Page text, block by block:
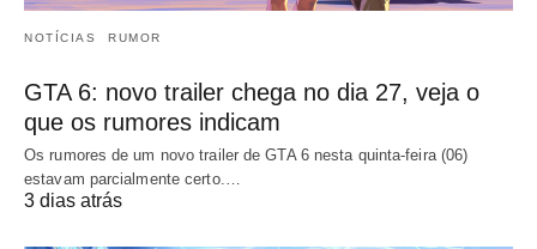
NOTÍCIAS RUMOR
GTA 6: novo trailer chega no dia 27, veja o
que os rumores indicam
Os rumores de um novo trailer de GTA 6 nesta quinta-feira (06)
estavam parcialmente certo.…
3 dias atrás